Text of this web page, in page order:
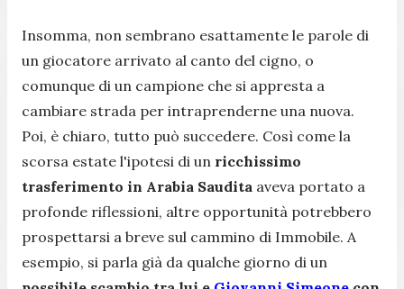
Insomma, non sembrano esattamente le parole di
un giocatore arrivato al canto del cigno, o
comunque di un campione che si appresta a
cambiare strada per intraprenderne una nuova.
Poi, è chiaro, tutto può succedere. Così come la
scorsa estate l'ipotesi di un ricchissimo
trasferimento in Arabia Saudita aveva portato a
profonde riflessioni, altre opportunità potrebbero
prospettarsi a breve sul cammino di Immobile. A
esempio, si parla già da qualche giorno di un